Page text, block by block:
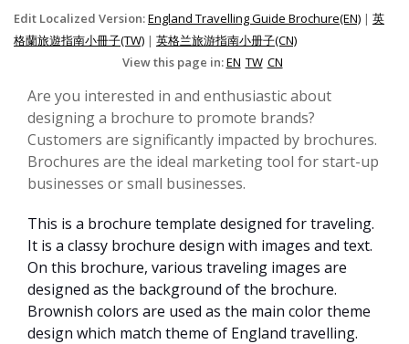
Edit Localized Version:England Travelling Guide Brochure(EN) | 英
格蘭旅遊指南小冊子(TW) | 英格兰旅游指南小册子(CN)
View this page in:EN TW CN
Are you interested in and enthusiastic about
designing a brochure to promote brands?
Customers are significantly impacted by brochures.
Brochures are the ideal marketing tool for start-up
businesses or small businesses.
This is a brochure template designed for traveling.
It is a classy brochure design with images and text.
On this brochure, various traveling images are
designed as the background of the brochure.
Brownish colors are used as the main color theme
design which match theme of England travelling.